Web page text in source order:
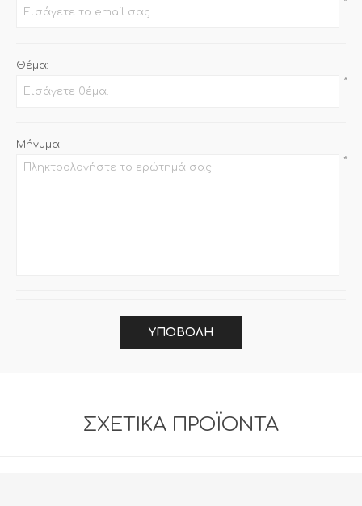
*
Θέμα:
*
Μήνυμα
*
ΥΠΟΒΟΛΉ
ΣΧΕΤΙΚΆ ΠΡΟΪΌΝΤΑ